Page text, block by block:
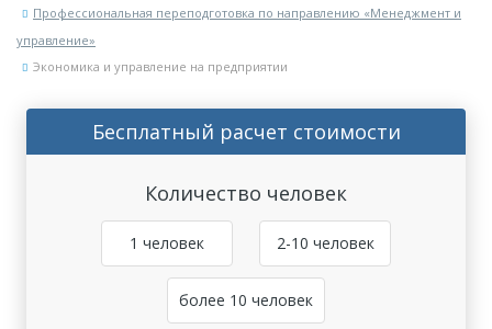
Профессиональная переподготовка по направлению «Менеджмент и
управление»
Экономика и управление на предприятии
Бесплатный расчет стоимости
Количество человек
1 человек 2-10 человек
более 10 человек